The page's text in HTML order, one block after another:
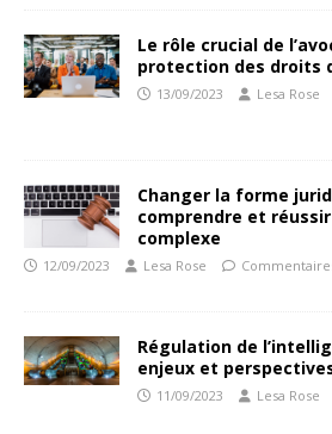
Le rôle crucial de
protection des droits
13/09/2023 Lesa Rose
Changer la forme
comprendre et
complexe
12/09/2023 Lesa Rose
Régulation de
enjeux et
11/09/2023 Lesa Rose